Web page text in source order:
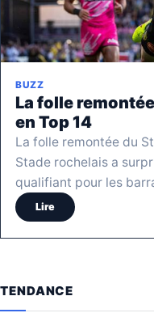
BUZZ
La folle
en Top 14
La folle remontée du
Stade rochelais a
qualifiant pour les
Lire
TENDANCE